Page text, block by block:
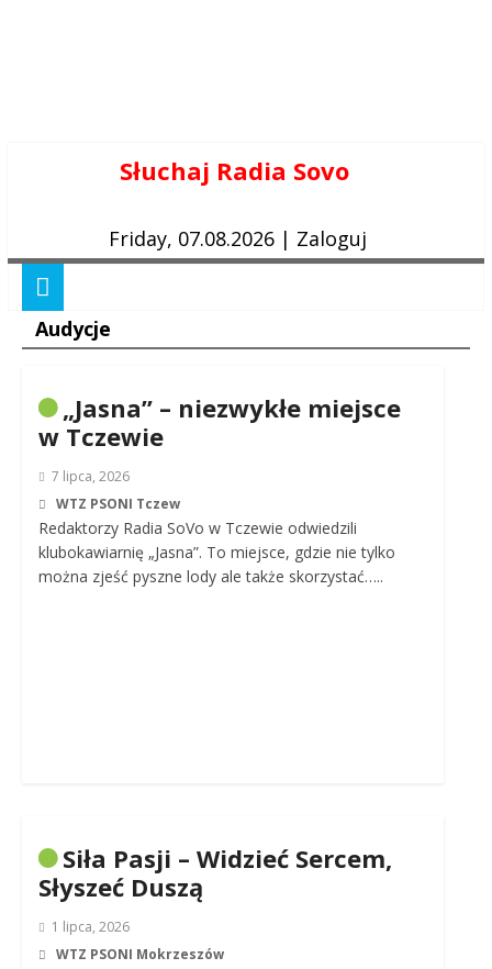
Słuchaj Radia Sovo
Friday, 07.08.2026 | Zaloguj
Audycje
„Jasna” – niezwykłe miejsce
w Tczewie
7 lipca, 2026
WTZ PSONI Tczew
Redaktorzy Radia SoVo w Tczewie odwiedzili
klubokawiarnię „Jasna”. To miejsce, gdzie nie tylko
można zjeść pyszne lody ale także skorzystać…..
Siła Pasji – Widzieć Sercem,
Słyszeć Duszą
1 lipca, 2026
WTZ PSONI Mokrzeszów